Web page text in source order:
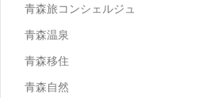
青森旅コンシェルジュ
青森温泉
青森移住
青森自然